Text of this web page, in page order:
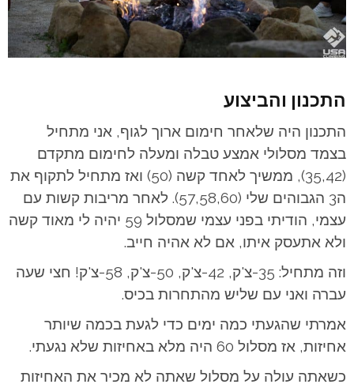
התכנון והביצוע
התכנון היה שלאחר חימום ארוך לגוף, אני מתחיל
בצמד מסלולי אמצע טבלה ומעלה לחימום מתקדם
(35,42), ממשיך לאחד קשה (50) ואז מתחיל לתקוף את
ה3 הגבוהים שלי (57,58,60). לאחר מריבות קשות עם
עצמי, הודיתי בפני עצמי שמסלול 59 יהיה לי מאוד קשה
ולא אתעסק איתו, אם לא אהיה חייב.
וזה מתחיל: 35-צ'ק, 42-צ'ק, 50-צ'ק, 58-צ'ק! חצי שעה
עברה ואני עם שליש מהתחרות בכיס.
אמרתי שהגעתי כמה ימים כדי לגעת בכמה שיותר
אחיזות, אז מסלול 60 היה מלא באחיזות שלא נגעתי.
כשאתה עולה על מסלול שאתה לא מכיר את האחיזות